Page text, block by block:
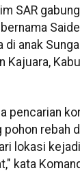
SAR
anak
Kajuara,
pencarian
rebah
lokasi
kata